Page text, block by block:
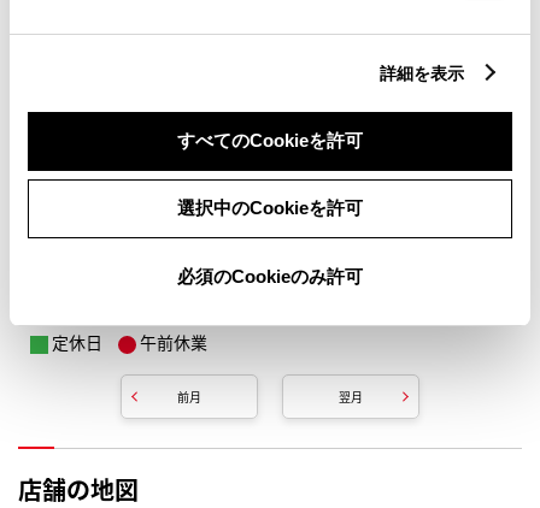
詳細を表示
すべてのCookieを許可
選択中のCookieを許可
必須のCookieのみ許可
定休日 午前休業
前月 翌月
店舗の地図